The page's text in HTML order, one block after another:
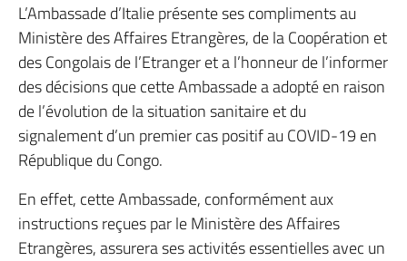
L’Ambassade d’Italie présente ses compliments au
Ministère des Affaires Etrangères, de la Coopération et
des Congolais de l’Etranger et a l’honneur de l’informer
des décisions que cette Ambassade a adopté en raison
de l’évolution de la situation sanitaire et du
signalement d’un premier cas positif au COVID-19 en
République du Congo.
En effet, cette Ambassade, conformément aux
instructions reçues par le Ministère des Affaires
Etrangères, assurera ses activités essentielles avec un